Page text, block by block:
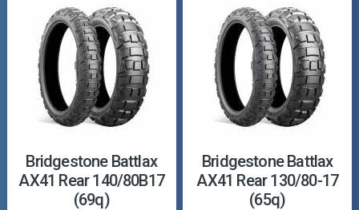
Bridgestone Battlax
AX41 Rear 140/80B17
(69q)
Bridgestone Battlax
AX41 Rear 130/80-17
(65q)